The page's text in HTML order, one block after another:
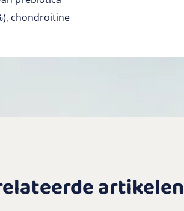
chondroitine
artikelen